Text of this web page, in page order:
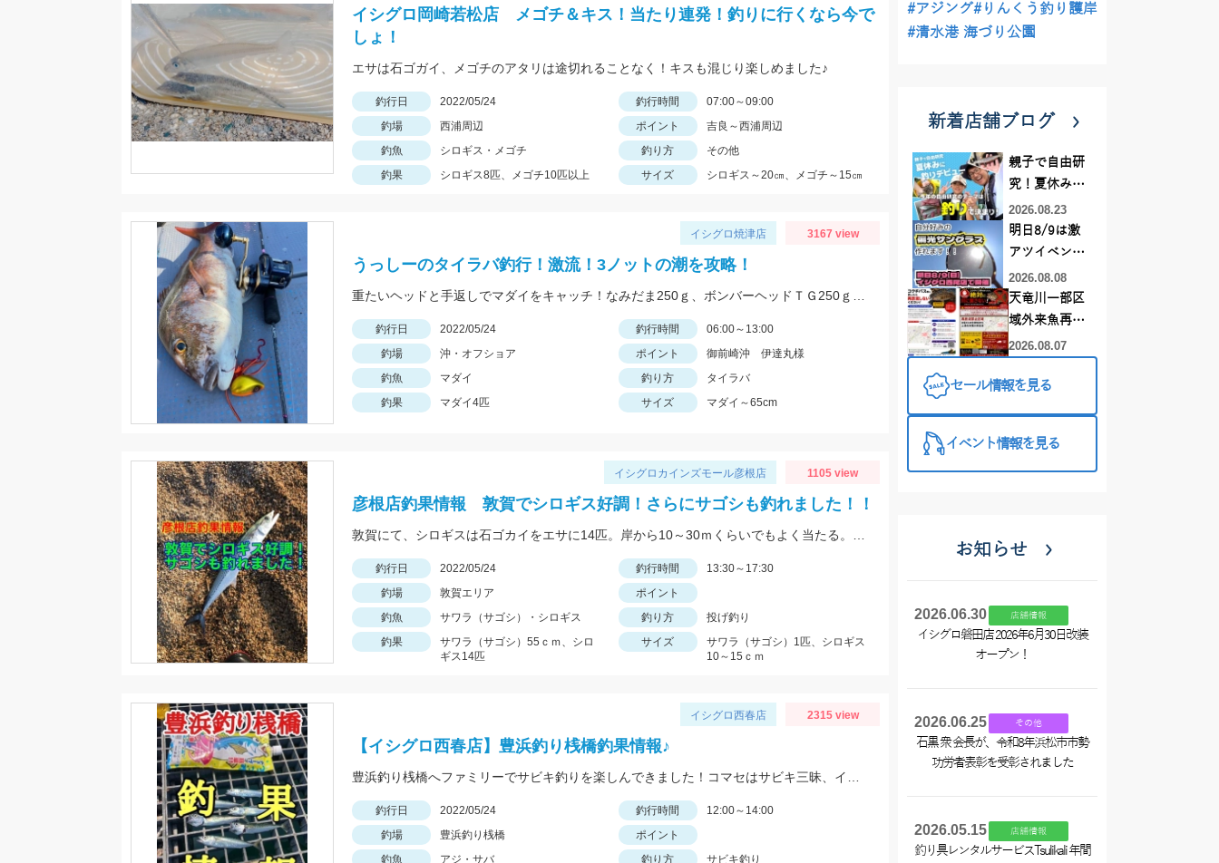
イシグロ岡崎若松店 メゴチ＆キス！当たり連発！釣りに行くなら今で
しょ！
エサは石ゴガイ、メゴチのアタリは途切れることなく！キスも混じり楽しめました♪
釣行日 2022/05/24 釣行時間
07:00～09:00
釣場
西浦周辺 ポイント
吉良～西浦周辺
釣魚
シロギス・メゴチ 釣り方
その他
釣果
シロギス8匹、メゴチ10匹以上 サイズ シロギス～20㎝、メゴチ～15㎝
イシグロ焼津店 3167 view
うっしーのタイラバ釣行！激流！3ノットの潮を攻略！
釣行日 2022/05/24 釣行時間
06:00～13:00
釣場
沖・オフショア ポイント
御前崎沖 伊達丸様
釣魚
マダイ 釣り方
タイラバ
釣果
マダイ4匹 サイズ マダイ～65cm
イシグロカインズモール彦根店 1105 view
彦根店釣果情報 敦賀でシロギス好調！さらにサゴシも釣れました！！
釣行日 2022/05/24 釣行時間
13:30～17:30
釣場
敦賀エリア
ポイント
釣魚
サワラ（サゴシ）・シロギス 釣り方
投げ釣り
釣果
サワラ（サゴシ）55ｃｍ、シロ
ギス14匹
サイズ
サワラ（サゴシ）1匹、シロギス
10～15ｃｍ
イシグロ西春店 2315 view
【イシグロ西春店】豊浜釣り桟橋釣果情報♪
釣行日 2022/05/24 釣行時間
12:00～14:00
釣場
豊浜釣り桟橋
ポイント
釣魚
アジ・サバ 釣り方
サビキ釣り
#アジング#りんくう釣り護岸
#清水港 海づり公園
新着店舗ブログ
親子で自由研
究！夏休みに
釣りデビュー
2026.08.23
明日8/9は激
アツイベント
日！！！～オ
ーダー偏光グ
ラス受注会～
2026.08.08
天竜川一部区
域外来魚再放
流禁止となり
2026.08.07
セール情報を見る
イベント情報を見る
お知らせ
2026.06.30 店舗情報
イシグロ磐田店 2026年6月30日改装
オープン！
2026.06.25 その他
石黒 衆 会長が、令和8年浜松市市勢
功労者表彰を受彰されました
2026.05.15 店舗情報
釣り具レンタルサービスTsulikali 年間